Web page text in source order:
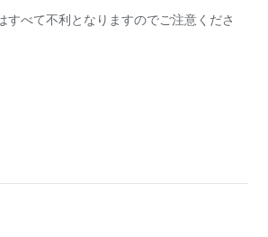
べて不利となりますのでご注意くださ